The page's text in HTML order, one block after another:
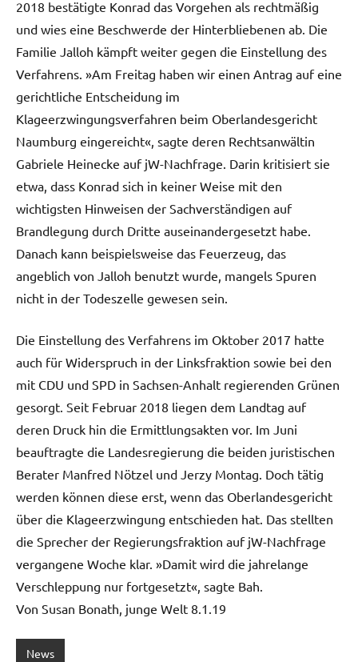
2018 bestätigte Konrad das Vorgehen als rechtmäßig
und wies eine Beschwerde der Hinterbliebenen ab. Die
Familie Jalloh kämpft weiter gegen die Einstellung des
Verfahrens. »Am Freitag haben wir einen Antrag auf eine
gerichtliche Entscheidung im
Klageerzwingungsverfahren beim Oberlandesgericht
Naumburg eingereicht«, sagte deren Rechtsanwältin
Gabriele Heinecke auf jW-Nachfrage. Darin kritisiert sie
etwa, dass Konrad sich in keiner Weise mit den
wichtigsten Hinweisen der Sachverständigen auf
Brandlegung durch Dritte auseinandergesetzt habe.
Danach kann beispielsweise das Feuerzeug, das
angeblich von Jalloh benutzt wurde, mangels Spuren
nicht in der Todeszelle gewesen sein.
Die Einstellung des Verfahrens im Oktober 2017 hatte
auch für Widerspruch in der Linksfraktion sowie bei den
mit CDU und SPD in Sachsen-Anhalt regierenden Grünen
gesorgt. Seit Februar 2018 liegen dem Landtag auf
deren Druck hin die Ermittlungsakten vor. Im Juni
beauftragte die Landesregierung die beiden juristischen
Berater Manfred Nötzel und Jerzy Montag. Doch tätig
werden können diese erst, wenn das Oberlandesgericht
über die Klageerzwingung entschieden hat. Das stellten
die Sprecher der Regierungsfraktion auf jW-Nachfrage
vergangene Woche klar. »Damit wird die jahrelange
Verschleppung nur fortgesetzt«, sagte Bah.
Von Susan Bonath, junge Welt 8.1.19
News